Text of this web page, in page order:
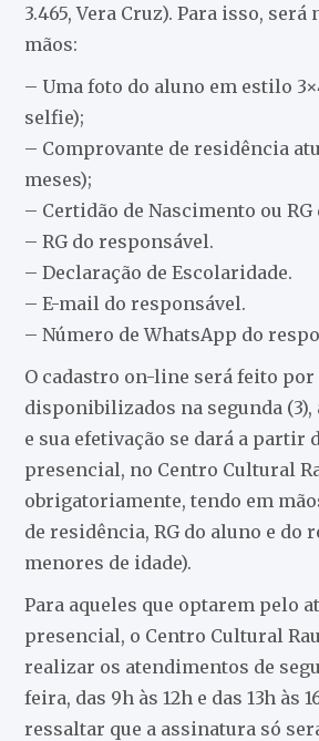
3.465, Vera Cruz). Para isso,
mãos:
– Uma foto do aluno em estilo
selfie);
– Comprovante de residência
meses);
– Certidão de Nascimento ou RG
– RG do responsável.
– Declaração de Escolaridade.
– E-mail do responsável.
– Número de WhatsApp do
O cadastro on-line será feito
disponibilizados na segunda
e sua efetivação se dará a partir
presencial, no Centro Cultural
obrigatoriamente, tendo em
de residência, RG do aluno e do
menores de idade).
Para aqueles que optarem pelo
presencial, o Centro Cultural
realizar os atendimentos de
feira, das 9h às 12h e das 13h às
ressaltar que a assinatura só